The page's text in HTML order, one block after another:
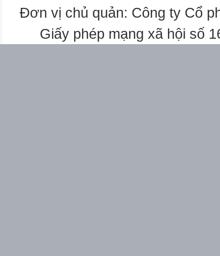
Đơn vị chủ quản: Công ty Cổ
Giấy phép mạng xã hội số